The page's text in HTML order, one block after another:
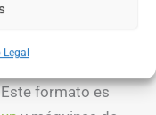
Legal
formato es